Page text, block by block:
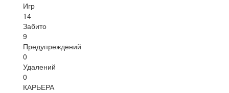
Игр
14
Забито
9
Предупреждений
0
Удалений
0
КАРЬЕРА